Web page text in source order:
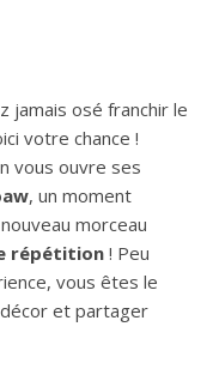
jamais osé franchir le
votre chance !
vous ouvre ses
, un moment
morceau
répétition! Peu
vous êtes le
et partager